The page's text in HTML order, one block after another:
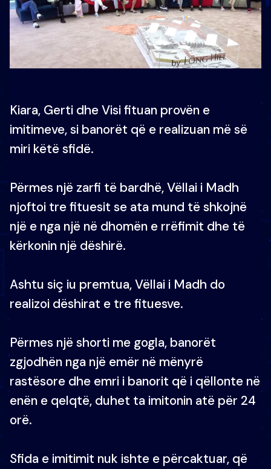
Kiara, Gerti dhe Visi fituan provën e
imitimeve, si banorët që e realizuan më së
miri këtë sfidë.
Përmes një zarfi të bardhë, Vëllai i Madh
njoftoi tre fituesit se ata mund të shkojnë
një e nga një në dhomën e rrëfimit dhe të
kërkonin një dëshirë.
Ashtu siç iu premtua, Vëllai i Madh do
realizoi dëshirat e tre fituesve.
Përmes një shorti me gogla, banorët
zgjodhën nga një emër në mënyrë
rastësore dhe emri i banorit që i qëllonte në
enën e qelqtë, duhet ta imitonin atë për 24
orë.
Sfida e imitimit nuk ishte e përcaktuar, që